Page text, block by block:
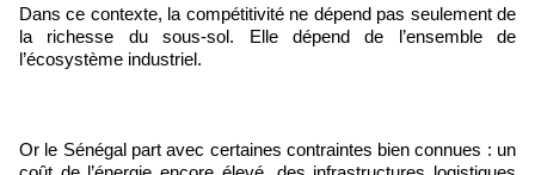
Dans ce contexte, la compétitivité ne dépend pas seulement de
la richesse du sous-sol. Elle dépend de l’ensemble de
l’écosystème industriel.
Or le Sénégal part avec certaines contraintes bien connues : un